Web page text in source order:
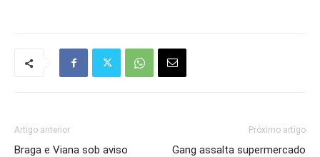
Artigo anterior
Braga e Viana sob aviso
Próximo artigo
Gang assalta supermercado